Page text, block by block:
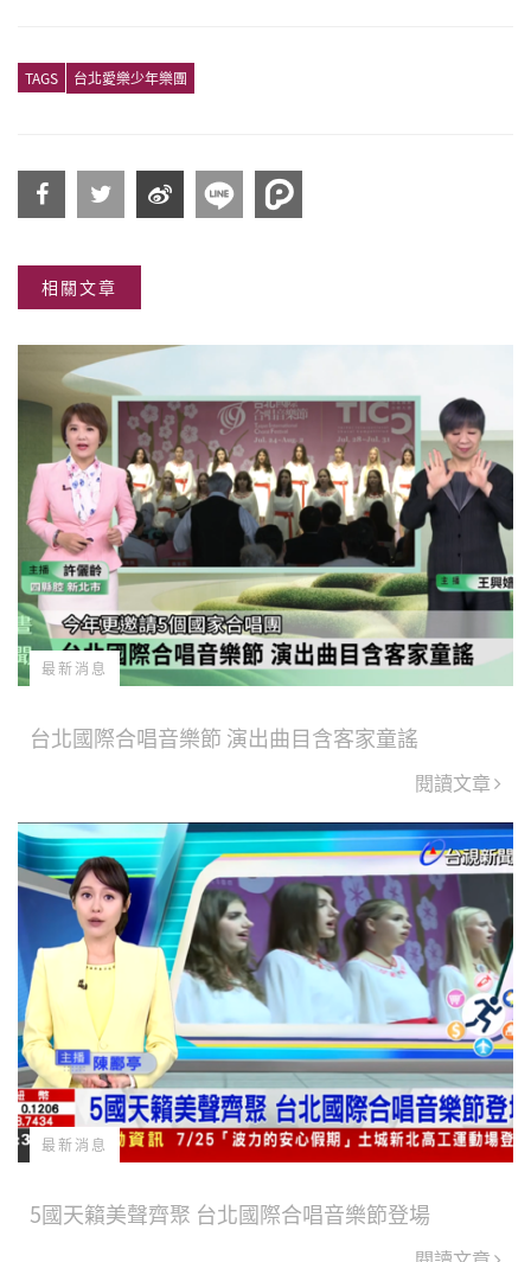
TAGS 台北愛樂少年樂團
到
相關文章
最新消息
台北國際合唱音樂節 演出曲目含客家童謠
閱讀文章
最新消息
5國天籟美聲齊聚 台北國際合唱音樂節登場